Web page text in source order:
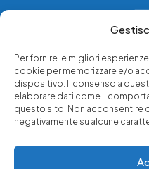
Per fornire le migliori
cookie per memorizzare e/o
dispositivo. Il consenso a
elaborare dati come il
questo sito. Non acconsentire
negativamente su alcune
Servizi
Notizie e